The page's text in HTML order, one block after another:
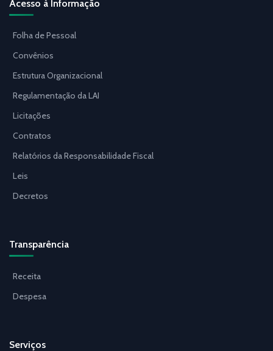
Acesso à Informação
Folha de Pessoal
Convênios
Estrutura Organizacional
Regulamentação da LAI
Licitações
Contratos
Relatórios da Responsabilidade Fiscal
Leis
Decretos
Transparência
Receita
Despesa
Serviços